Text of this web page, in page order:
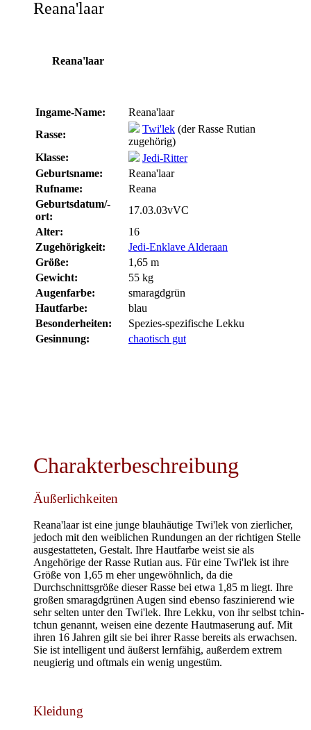
Reana'laar
Reana'laar
Ingame-Name:
Reana'laar
Rasse:
Twi'lek (der Rasse Rutian
zugehörig)
Klasse:
Jedi-Ritter
Geburtsname:
Reana'laar
Rufname:
Reana
Geburtsdatum/-
ort:
17.03.03vVC
Alter:
16
Zugehörigkeit:
Jedi-Enklave Alderaan
Größe:
1,65 m
Gewicht:
55 kg
Augenfarbe:
smaragdgrün
Hautfarbe:
blau
Besonderheiten:
Spezies-spezifische Lekku
Gesinnung:
chaotisch gut
Charakterbeschreibung
Äußerlichkeiten
Reana'laar ist eine junge blauhäutige Twi'lek von zierlicher,
jedoch mit den weiblichen Rundungen an der richtigen Stelle
ausgestatteten, Gestalt. Ihre Hautfarbe weist sie als
Angehörige der Rasse Rutian aus. Für eine Twi'lek ist ihre
Größe von 1,65 m eher ungewöhnlich, da die
Durchschnittsgröße dieser Rasse bei etwa 1,85 m liegt. Ihre
großen smaragdgrünen Augen sind ebenso faszinierend wie
sehr selten unter den Twi'lek. Ihre Lekku, von ihr selbst tchin-
tchun genannt, weisen eine dezente Hautmaserung auf. Mit
ihren 16 Jahren gilt sie bei ihrer Rasse bereits als erwachsen.
Sie ist intelligent und äußerst lernfähig, außerdem extrem
neugierig und oftmals ein wenig ungestüm.
Kleidung